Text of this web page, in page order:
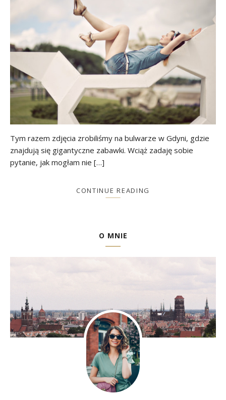
Tym razem zdjęcia zrobiliśmy na bulwarze w Gdyni, gdzie
znajdują się gigantyczne zabawki. Wciąż zadaję sobie
pytanie, jak mogłam nie […]
CONTINUE READING
O MNIE